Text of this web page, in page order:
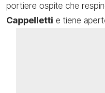
portiere ospite che
Cappelletti e tiene